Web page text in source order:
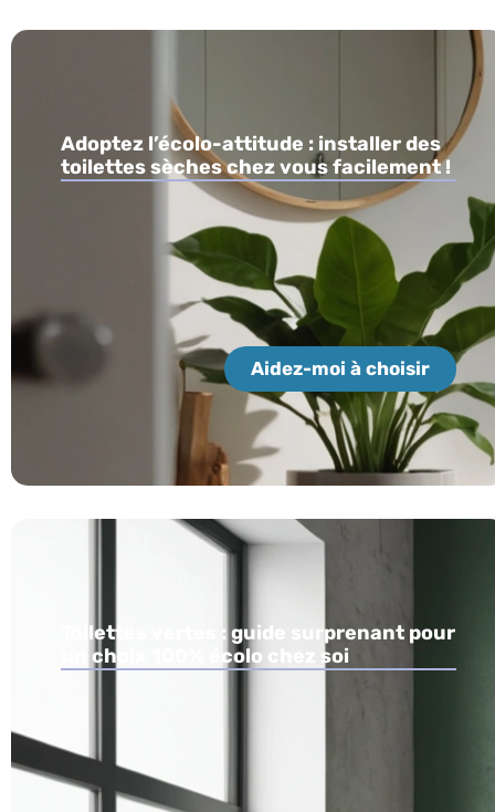
Adoptez l’écolo-attitude : installer des
toilettes sèches chez vous facilement !
Aidez-moi à choisir
Toilettes vertes : guide surprenant pour
un choix 100% écolo chez soi